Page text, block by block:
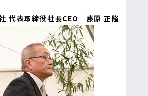
代表取締役社長CEO 藤原 正隆